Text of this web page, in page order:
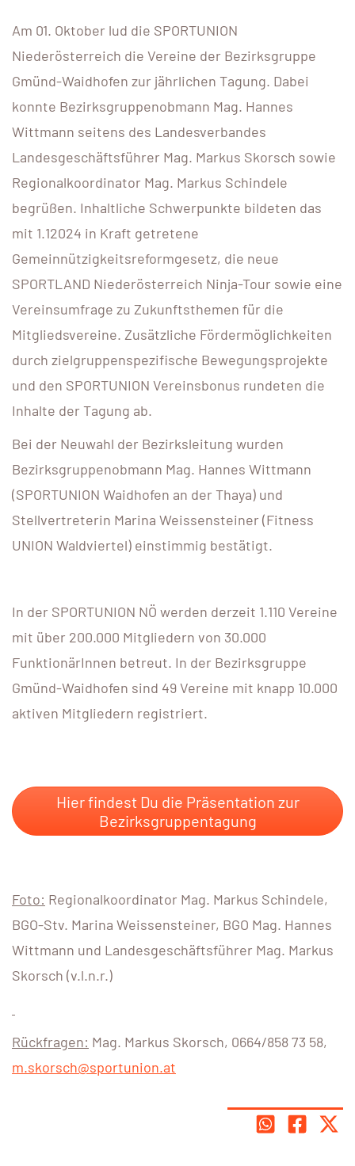
Am 01. Oktober lud die SPORTUNION
Niederösterreich die Vereine der Bezirksgruppe
Gmünd-Waidhofen zur jährlichen Tagung. Dabei
konnte Bezirksgruppenobmann Mag. Hannes
Wittmann seitens des Landesverbandes
Landesgeschäftsführer Mag. Markus Skorsch sowie
Regionalkoordinator Mag. Markus Schindele
begrüßen. Inhaltliche Schwerpunkte bildeten das
mit 1.12024 in Kraft getretene
Gemeinnützigkeitsreformgesetz, die neue
SPORTLAND Niederösterreich Ninja-Tour sowie eine
Vereinsumfrage zu Zukunftsthemen für die
Mitgliedsvereine. Zusätzliche Fördermöglichkeiten
durch zielgruppenspezifische Bewegungsprojekte
und den SPORTUNION Vereinsbonus rundeten die
Inhalte der Tagung ab.
Bei der Neuwahl der Bezirksleitung wurden
Bezirksgruppenobmann Mag. Hannes Wittmann
(SPORTUNION Waidhofen an der Thaya) und
Stellvertreterin Marina Weissensteiner (Fitness
UNION Waldviertel) einstimmig bestätigt.
In der SPORTUNION NÖ werden derzeit 1.110 Vereine
mit über 200.000 Mitgliedern von 30.000
FunktionärInnen betreut. In der Bezirksgruppe
Gmünd-Waidhofen sind 49 Vereine mit knapp 10.000
aktiven Mitgliedern registriert.
Hier findest Du die Präsentation zur
Bezirksgruppentagung
Foto: Regionalkoordinator Mag. Markus Schindele,
BGO-Stv. Marina Weissensteiner, BGO Mag. Hannes
Wittmann und Landesgeschäftsführer Mag. Markus
Skorsch (v.l.n.r.)
Rückfragen: Mag. Markus Skorsch, 0664/858 73 58,
m.skorsch@sportunion.at